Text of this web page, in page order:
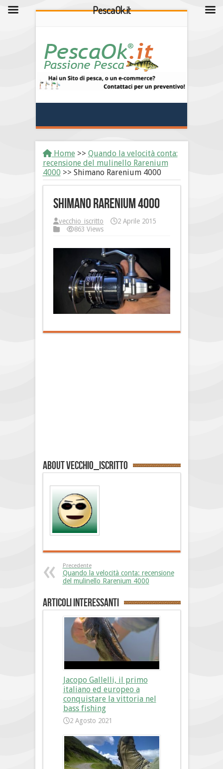
Home >> Quando la velocità conta:
recensione del mulinello Rarenium
4000 >> Shimano Rarenium 4000
Shimano Rarenium 4000
vecchio_iscritto
2 Aprile 2015
863 Views
About vecchio_iscritto
Precedente
Quando la velocità conta: recensione
del mulinello Rarenium 4000
Articoli interessanti
Jacopo Gallelli, il primo
italiano ed europeo a
conquistare la vittoria nel
bass fishing
2 Agosto 2021
PescaOk.it